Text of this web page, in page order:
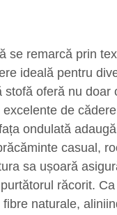
se remarcă prin
ideală pentru
stofă oferă nu doar
excelente de
ondulată
casual,
sa ușoară
răcorit.
naturale,